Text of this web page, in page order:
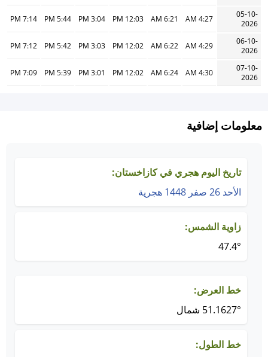
05-10-
2026
4:27 AM
6:21 AM
12:03 PM
3:04 PM
5:44 PM
7:14 PM
06-10-
2026
4:29 AM
6:22 AM
12:02 PM
3:03 PM
5:42 PM
7:12 PM
07-10-
2026
4:30 AM
6:24 AM
12:02 PM
3:01 PM
5:39 PM
7:09 PM
معلومات إضافية
تاريخ اليوم هجري في كازاخستان:
الأحد 26 صفر 1448 هجرية
زاوية الشمس:
47.4°
خط العرض:
51.1627° شمال
خط الطول: